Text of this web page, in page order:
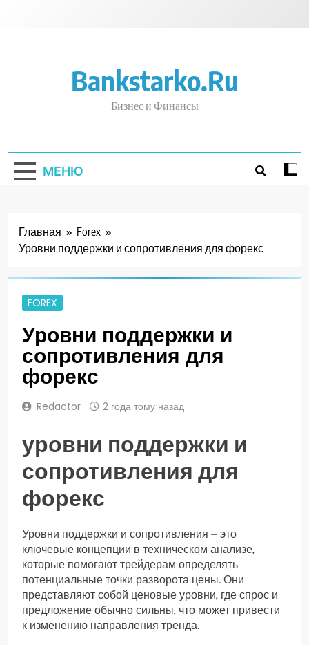
Bankstarko.ru
Бизнес и Финансы
МЕНЮ
Главная
Forex
Уровни поддержки и сопротивления для форекс
FOREX
Уровни поддержки и
сопротивления для
форекс
Redactor 2 года тому назад
уровни поддержки и
сопротивления для
форекс
Уровни поддержки и сопротивления – это
ключевые концепции в техническом анализе‚
которые помогают трейдерам определять
потенциальные точки разворота цены. Они
представляют собой ценовые уровни‚ где спрос и
предложение обычно сильны‚ что может привести
к изменению направления тренда.